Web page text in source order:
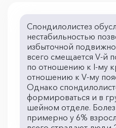
Спондилолистез
нестабильностью
избыточной
всего смещается V-й
по отношению к I-му
отношению к V-му
Однако
формироваться и в
шейном отделе.
примерно у 6%